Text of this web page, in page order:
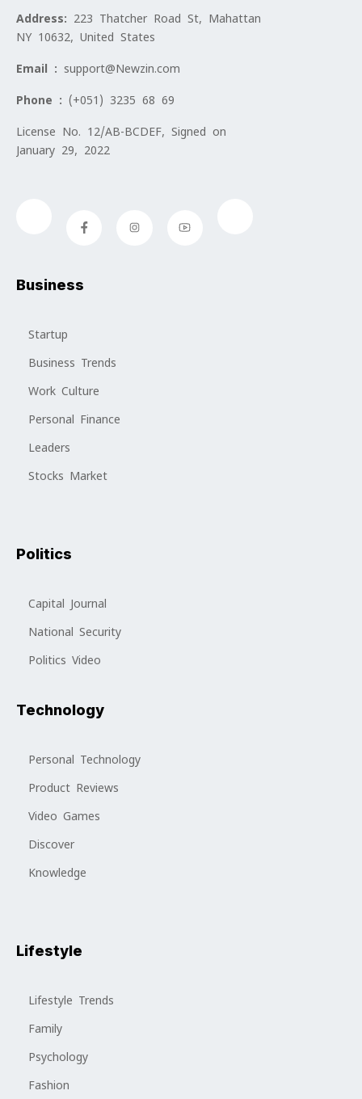
Address: 223 Thatcher Road St, Mahattan
NY 10632, United States
Email : support@Newzin.com
Phone : (+051) 3235 68 69
License No. 12/AB-BCDEF, Signed on
January 29, 2022
Business
Startup
Business Trends
Work Culture
Personal Finance
Leaders
Stocks Market
Politics
Capital Journal
National Security
Politics Video
Technology
Personal Technology
Product Reviews
Video Games
Discover
Knowledge
Lifestyle
Lifestyle Trends
Family
Psychology
Fashion